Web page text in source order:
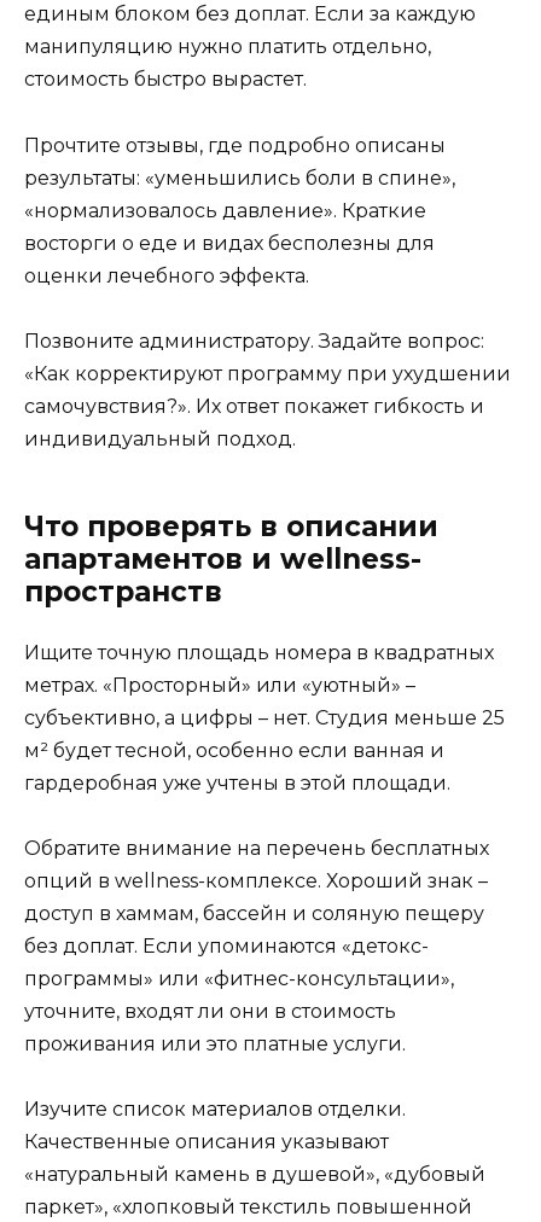
единым блоком без доплат. Если за каждую
манипуляцию нужно платить отдельно,
стоимость быстро вырастет.
Прочтите отзывы, где подробно описаны
результаты: «уменьшились боли в спине»,
«нормализовалось давление». Краткие
восторги о еде и видах бесполезны для
оценки лечебного эффекта.
Позвоните администратору. Задайте вопрос:
«Как корректируют программу при ухудшении
самочувствия?». Их ответ покажет гибкость и
индивидуальный подход.
Что проверять в описании
апартаментов и wellness-
пространств
Ищите точную площадь номера в квадратных
метрах. «Просторный» или «уютный» –
субъективно, а цифры – нет. Студия меньше 25
м² будет тесной, особенно если ванная и
гардеробная уже учтены в этой площади.
Обратите внимание на перечень бесплатных
опций в wellness-комплексе. Хороший знак –
доступ в хаммам, бассейн и соляную пещеру
без доплат. Если упоминаются «детокс-
программы» или «фитнес-консультации»,
уточните, входят ли они в стоимость
проживания или это платные услуги.
Изучите список материалов отделки.
Качественные описания указывают
«натуральный камень в душевой», «дубовый
паркет», «хлопковый текстиль повышенной